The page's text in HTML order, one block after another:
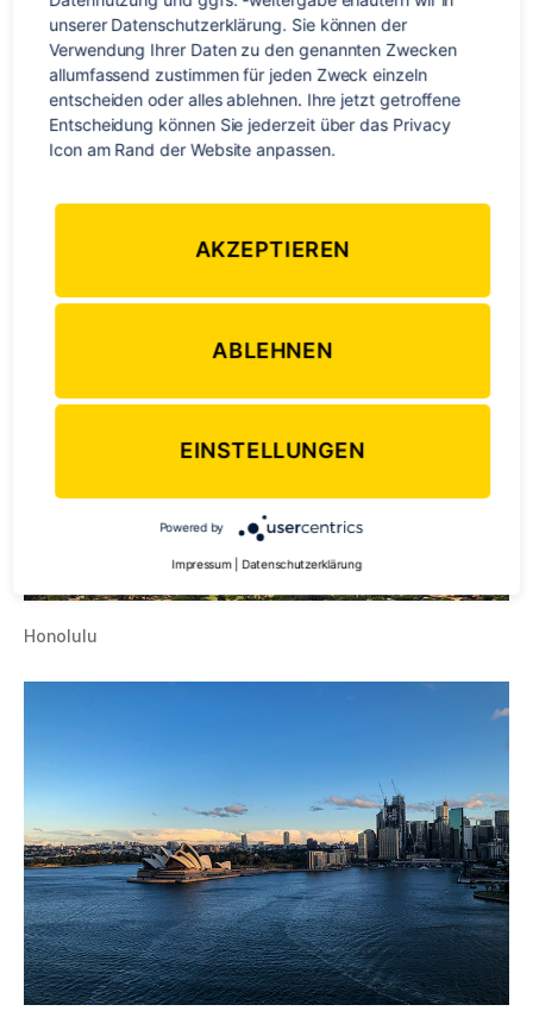
dabei erlebt hat und wie sie die Reise verändert hat,
beschreibt sie in ihrem BuchDas große Los: Wie ich bei
Günther Jauch eine halbe Million gewann und einfach
losfuhr, das zum Bestseller aufgestiegen und definitiv eins
der schönsten Bücher übers Reisen ist. Meike besuchte
während ihrer Reise Städte wieSydney
Honolulu,Londonoder Kopenhagen und berichtet
Honolulu
unserer Datenschutzerklärung. Sie können der
Verwendung Ihrer Daten zu den genannten Zwecken
allumfassend zustimmen für jeden Zweck einzeln
entscheiden oder alles ablehnen. Ihre jetzt getroffene
Entscheidung können Sie jederzeit über das Privacy
Icon am Rand der Website anpassen.
AKZEPTIEREN
ABLEHNEN
EINSTELLUNGEN
Powered by
Impressum Datenschutzerklärung